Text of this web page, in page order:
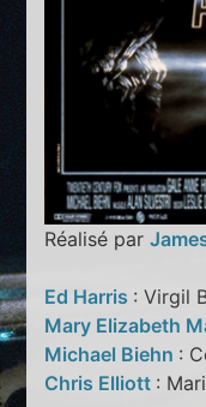
Réalisé par
Ed Harris : Virgil
Mary Elizabeth
Michael Biehn :
Chris Elliott :